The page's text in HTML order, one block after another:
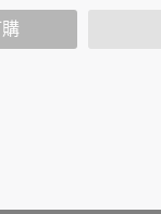
位址、使用時